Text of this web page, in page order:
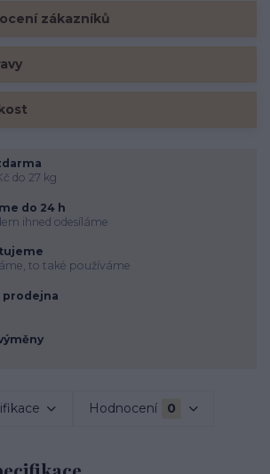
zákazníků
do 27 kg
do 24 h
ihned odesíláme
to také používáme
prodejna
Hodnocení 0